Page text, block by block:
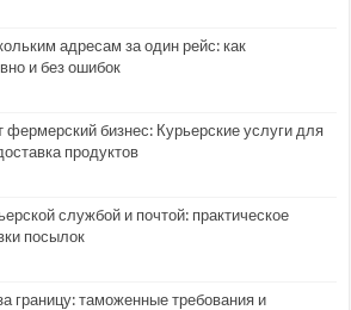
адресам за один рейс: как
и без ошибок
фермерский бизнес: Курьерские услуги для
продуктов
службой и почтой: практическое
посылок
границу: таможенные требования и